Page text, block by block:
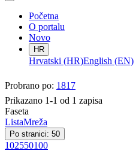
Početna
O portalu
Novo
HR
Hrvatski (HR)English (EN)
Probrano po: 1817
Prikazano 1-1 od 1 zapisa
Faseta
ListaMreža
Po stranici: 50
102550100